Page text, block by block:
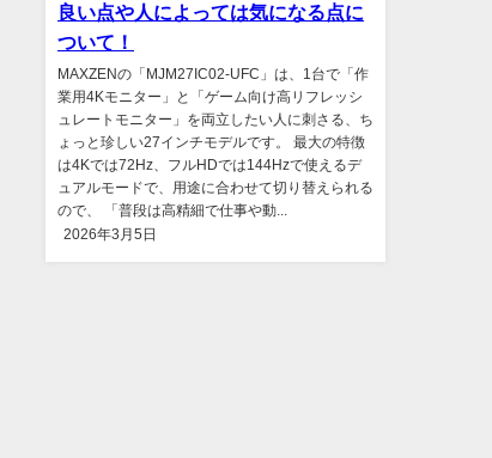
良い点や人によっては気になる点に
ついて！
MAXZENの「MJM27IC02-UFC」は、1台で「作
業用4Kモニター」と「ゲーム向け高リフレッシ
ュレートモニター」を両立したい人に刺さる、ち
ょっと珍しい27インチモデルです。 最大の特徴
は4Kでは72Hz、フルHDでは144Hzで使えるデ
ュアルモードで、用途に合わせて切り替えられる
ので、 「普段は高精細で仕事や動...
2026年3月5日